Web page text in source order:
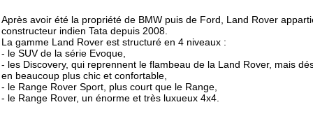
Après avoir été la propriété de BMW puis de Ford, Land Rover
constructeur indien Tata depuis 2008.
La gamme Land Rover est structuré en 4 niveaux :
- le SUV de la série Evoque,
- les Discovery, qui reprennent le flambeau de la Land Rover, mais
en beaucoup plus chic et confortable,
- le Range Rover Sport, plus court que le Range,
- le Range Rover, un énorme et très luxueux 4x4.